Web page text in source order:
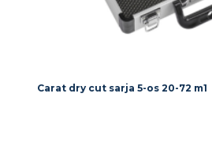
Carat dry cut sarja 5-os 20-72 m1